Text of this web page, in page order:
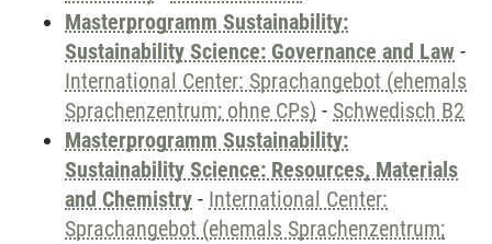
Masterprogramm Sustainability:
Sustainability Science: Governance and Law -
International Center: Sprachangebot (ehemals
Sprachenzentrum; ohne CPs) - Schwedisch B2
Masterprogramm Sustainability:
Sustainability Science: Resources, Materials
and Chemistry - International Center:
Sprachangebot (ehemals Sprachenzentrum;